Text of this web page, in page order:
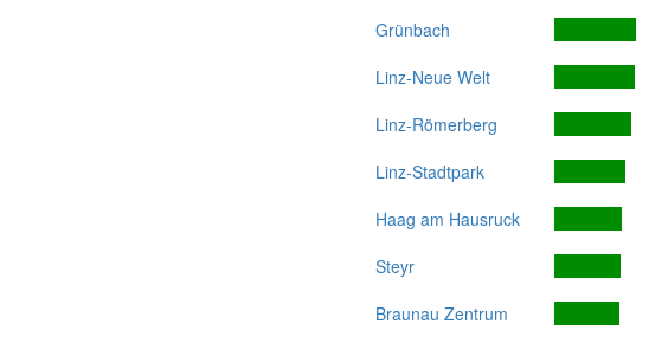
Grünbach
Linz-Neue Welt
Linz-Römerberg
Linz-Stadtpark
Haag am Hausruck
Steyr
Braunau Zentrum